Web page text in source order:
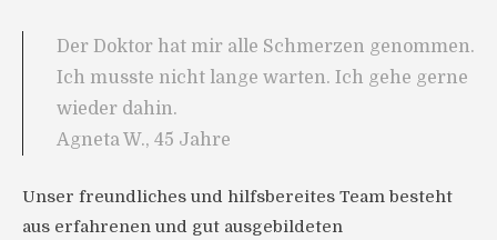
Der Doktor hat mir alle Schmerzen genommen.
Ich musste nicht lange warten. Ich gehe gerne
wieder dahin.
Agneta W., 45 Jahre
Unser freundliches und hilfsbereites Team besteht
aus erfahrenen und gut ausgebildeten